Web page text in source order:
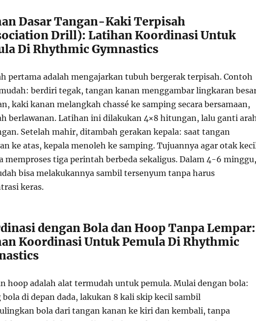
Dasar Tangan-Kaki Terpisah
Drill): Latihan Koordinasi Untuk
Di Rhythmic Gymnastics
pertama adalah mengajarkan tubuh bergerak terpisah. Contoh
berdiri tegak, tangan kanan menggambar lingkaran
kaki kanan melangkah chassé ke samping secara bersamaan,
berlawanan. Latihan ini dilakukan 4×8 hitungan, lalu ganti
Setelah mahir, ditambah gerakan kepala: saat tangan
ke atas, kepala menoleh ke samping. Tujuannya agar otak
memproses tiga perintah berbeda sekaligus. Dalam 4-6 minggu,
bisa melakukannya sambil tersenyum tanpa harus
keras.
dengan Bola dan Hoop Tanpa Lempar:
Koordinasi Untuk Pemula Di Rhythmic
hoop adalah alat termudah untuk pemula. Mulai dengan bola:
bola di depan dada, lakukan 8 kali skip kecil sambil
bola dari tangan kanan ke kiri dan kembali, tanpa